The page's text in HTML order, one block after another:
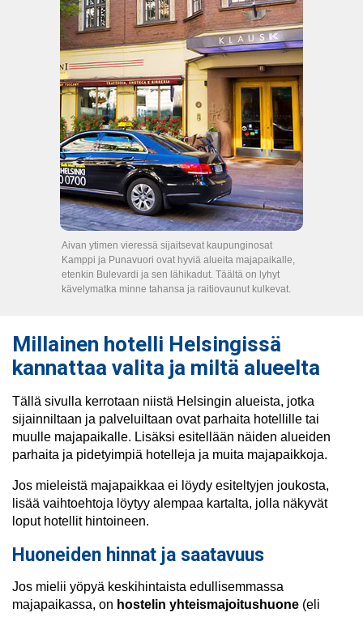
Aivan ytimen vieressä sijaitsevat kaupunginosat
Kamppi ja Punavuori ovat hyviä alueita majapaikalle,
etenkin Bulevardi ja sen lähikadut. Täältä on lyhyt
kävelymatka minne tahansa ja raitiovaunut kulkevat.
Millainen hotelli Helsingissä
kannattaa valita ja miltä alueelta
Tällä sivulla kerrotaan niistä Helsingin alueista, jotka
sijainniltaan ja palveluiltaan ovat parhaita hotellille tai
muulle majapaikalle. Lisäksi esitellään näiden alueiden
parhaita ja pidetyimpiä hotelleja ja muita majapaikkoja.
Jos mieleistä majapaikkaa ei löydy esiteltyjen joukosta,
lisää vaihtoehtoja löytyy alempaa kartalta, jolla näkyvät
loput hotellit hintoineen.
Huoneiden hinnat ja saatavuus
Jos mielii yöpyä keskihintaista edullisemmassa
majapaikassa, on hostelin yhteismajoitushuone (eli